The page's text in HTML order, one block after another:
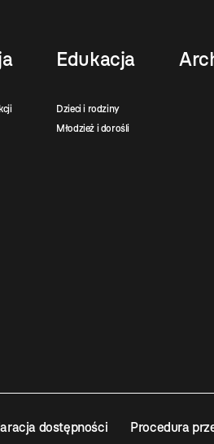
Edukacja
Dzieci i rodziny
Młodzież i dorośli
dostępności Procedura